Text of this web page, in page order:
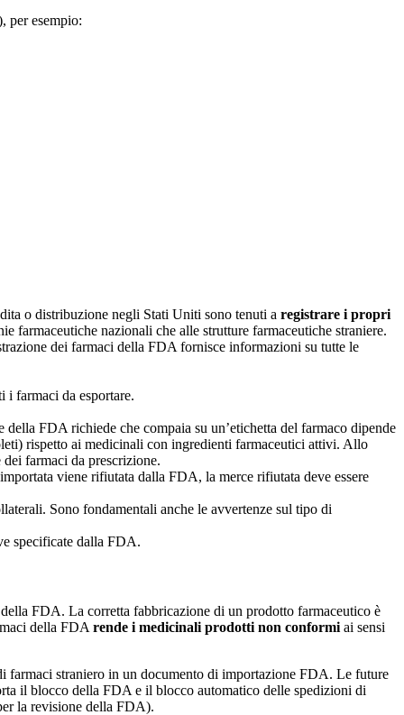
per esempio:
o distribuzione negli Stati Uniti sono tenuti a registrare i propri
farmaceutiche nazionali che alle strutture farmaceutiche straniere.
dei farmaci della FDA fornisce informazioni su tutte le
farmaci da esportare.
FDA richiede che compaia su un’etichetta del farmaco dipende
rispetto ai medicinali con ingredienti farmaceutici attivi. Allo
farmaci da prescrizione.
viene rifiutata dalla FDA, la merce rifiutata deve essere
Sono fondamentali anche le avvertenze sul tipo di
specificate dalla FDA.
FDA. La corretta fabbricazione di un prodotto farmaceutico è
della FDA rende i medicinali prodotti non conformi ai sensi
farmaci straniero in un documento di importazione FDA. Le future
il blocco della FDA e il blocco automatico delle spedizioni di
la revisione della FDA).